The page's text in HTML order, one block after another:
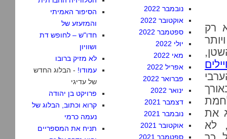
רק
את
לא
נובמבר 2022
אוקטובר 2022
ספטמבר 2022
יולי 2022
מאי 2022
אפריל 2022
פברואר 2022
ינואר 2022
דצמבר 2021
נובמבר 2021
אוקטובר 2021
ספטמבר 2021
הסיפור האמיתי
והמזעזע של
חדו"ש – לחופש דת
ושוויון
לא מזיק ברובו
עמודו! - הבלוג החדש
של עדיגי
פרויקט בן יהודה
קרוא וכתוב, הבלוג של
נעמה כרמי
תניח את המספריים